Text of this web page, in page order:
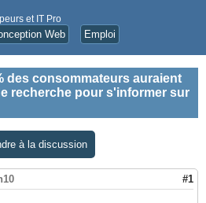
et IT Pro
Web Emploi
des consommateurs auraient
recherche pour s'informer sur
à la discussion
#1